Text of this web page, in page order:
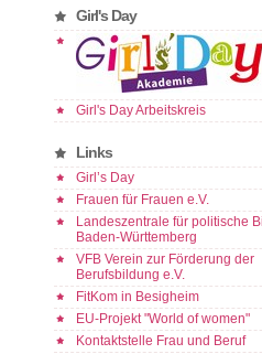
Girl's Day
Girl's Day Arbeitskreis
Links
Girl’s Day
Frauen für Frauen e.V.
Landeszentrale für politische
Baden-Württemberg
VFB Verein zur Förderung der
Berufsbildung e.V.
FitKom in Besigheim
EU-Projekt "World of women"
Kontaktstelle Frau und Beruf